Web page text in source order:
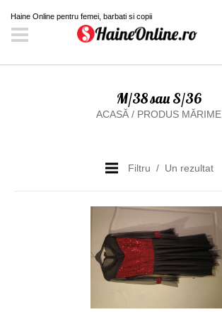
Haine Online pentru femei, barbati si copii
M/38 sau S/36
ACASĂ/ PRODUS MĂRIME
Filtru Un rezultat